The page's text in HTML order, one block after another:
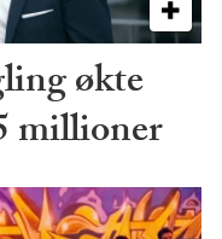
økte
millioner